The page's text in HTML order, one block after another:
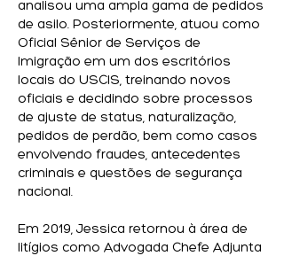
analisou uma ampla gama de pedidos
de asilo. Posteriormente, atuou como
Oficial Sênior de Serviços de
Imigração em um dos escritórios
locais do USCIS, treinando novos
oficiais e decidindo sobre processos
de ajuste de status, naturalização,
pedidos de perdão, bem como casos
envolvendo fraudes, antecedentes
criminais e questões de segurança
nacional.
Em 2019, Jessica retornou à área de
litígios como Advogada Chefe Adjunta